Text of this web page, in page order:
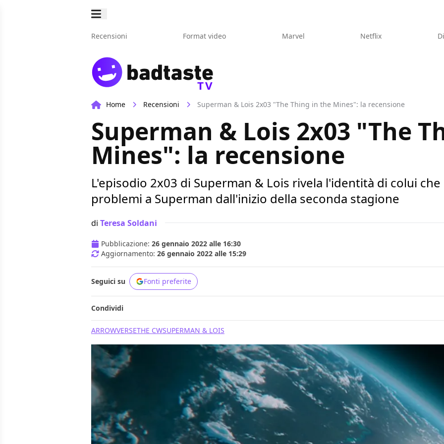
Recensioni Format video Marvel Netflix
TV
Home Recensioni Superman & Lois 2x03 "The Thing in the Mines": la recensione
Superman & Lois 2x03 "The
Mines": la recensione
L'episodio 2x03 di Superman & Lois rivela l'identità di colui
problemi a Superman dall'inizio della seconda stagione
di Teresa Soldani
Pubblicazione: 26 gennaio 2022 alle 16:30
Aggiornamento: 26 gennaio 2022 alle 15:29
Seguici su Fonti preferite
Condividi
ARROWVERSETHE CWSUPERMAN & LOIS